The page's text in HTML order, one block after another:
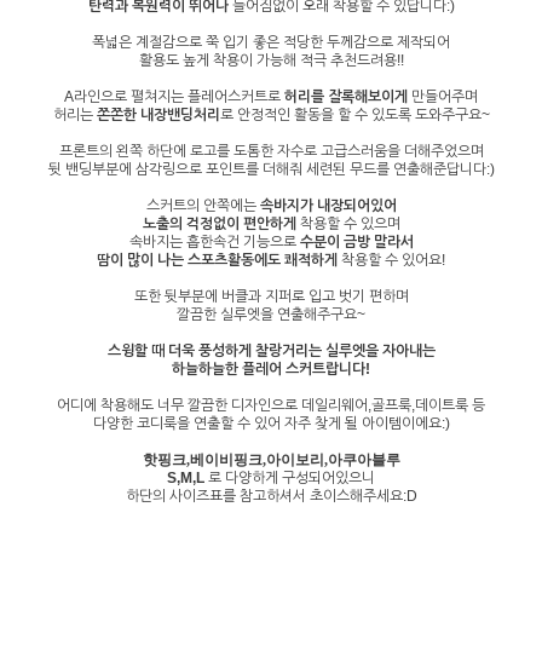
탄력과 복원력이 뛰어나늘어짐없이 오래 착용할 수 있답니다:)
폭넓은 계절감으로 쭉 입기 좋은 적당한 두께감으로 제작되어
활용도 높게 착용이 가능해 적극 추천드려용!!
A라인으로 펼쳐지는 플레어스커트로 허리를 잘록해보이게 만들어주며
허리는쫀쫀한 내장밴딩처리 로 안정적인 활동을 할 수 있도록 도와주구요~
프론트의 왼쪽 하단에 로고를 도톰한 자수로 고급스러움을 더해주었으며
뒷 밴딩부분에 삼각링으로 포인트를 더해줘 세련된 무드를 연출해준답니다:)
스커트의 안쪽에는 속바지가 내장되어있어
노출의 걱정없이 편안하게 착용할 수 있으며
속바지는 흡한속건 기능으로수분이 금방 말라서
땀이 많이 나는 스포츠활동에도 쾌적하게 착용할 수 있어요!
또한 뒷부분에 버클과 지퍼로 입고 벗기 편하며
깔끔한 실루엣을 연출해주구요~
스윙할 때 더욱 풍성하게 찰랑거리는 실루엣을 자아내는
하늘하늘한 플레어 스커트랍니다!
어디에 착용해도 너무 깔끔한 디자인으로 데일리웨어,골프룩,데이트룩 등
다양한 코디룩을 연출할 수 있어 자주 찾게 될 아이템이에요:)
핫핑크,베이비핑크,아이보리,아쿠아블루
S,M,L 로 다양하게 구성되어있으니
하단의 사이즈표를 참고하셔서 초이스해주세요:D